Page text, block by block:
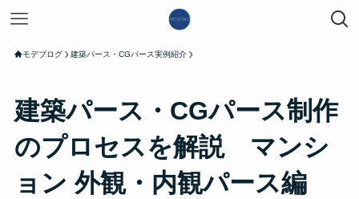
モデブログ 建築パース・CGパース実例紹介
建築パース・CGパース制作
のプロセスを解説 マンシ
ョン 外観・内観パース編